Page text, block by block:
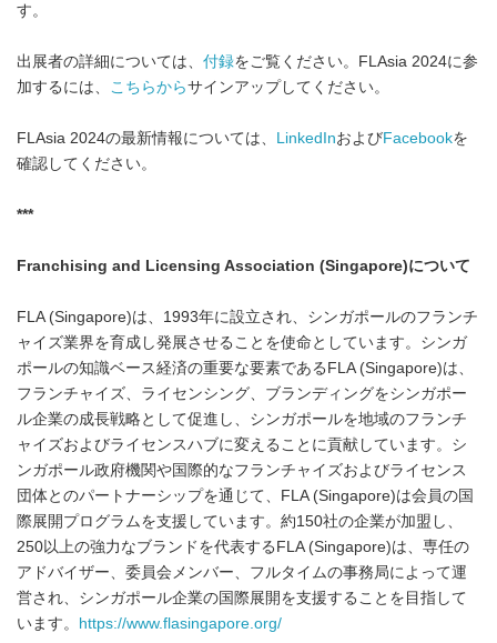
す。
出展者の詳細については、 付録をご覧ください。FLAsia 2024に参
加するには、
こちらからサインアップしてください。
FLAsia 2024の最新情報については、 LinkedInおよびFacebookを
確認してください。
***
Franchising and Licensing Association (Singapore)について
FLA (Singapore)は、1993年に設立され、シンガポールのフランチ
ャイズ業界を育成し発展させることを使命としています。シンガ
ポールの知識ベース経済の重要な要素であるFLA (Singapore)は、
フランチャイズ、ライセンシング、ブランディングをシンガポー
ル企業の成長戦略として促進し、シンガポールを地域のフランチ
ャイズおよびライセンスハブに変えることに貢献しています。シ
ンガポール政府機関や国際的なフランチャイズおよびライセンス
団体とのパートナーシップを通じて、FLA (Singapore)は会員の国
際展開プログラムを支援しています。約150社の企業が加盟し、
250以上の強力なブランドを代表するFLA (Singapore)は、専任の
アドバイザー、委員会メンバー、フルタイムの事務局によって運
営され、シンガポール企業の国際展開を支援することを目指して
います。 https://www.flasingapore.org/